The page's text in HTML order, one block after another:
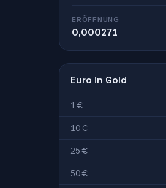
ERÖFFNUNG
0,000271
Euro in Gold
1 €
10 €
25 €
50 €